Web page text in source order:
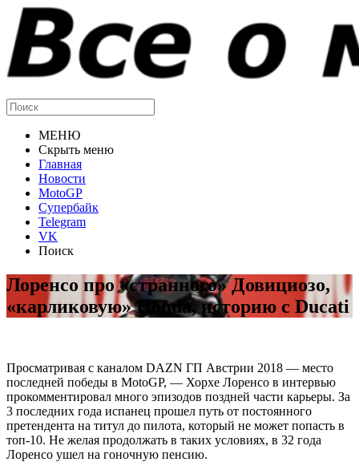
МЕНЮ
Скрыть меню
Главная
Новости
MotoGP
Супербайк
Telegram
VK
Поиск
Лоренсо про «странного» Довициозо,
«карликовую» Honda, историю с Ducati
Просматривая с каналом DAZN ГП Австрии 2018 — место
последней победы в MotoGP, — Хорхе Лоренсо в интервью
прокомментировал много эпизодов поздней части карьеры. За
3 последних года испанец прошел путь от постоянного
претендента на титул до пилота, который не может попасть в
топ-10. Не желая продолжать в таких условиях, в 32 года
Лоренсо ушел на гоночную пенсию.